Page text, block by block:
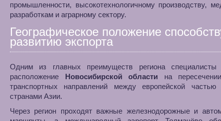
промышленности, высокотехнологичному производству,
разработкам и аграрному сектору.
Географическое положение
развитию экспорта
Одним из главных преимуществ региона специалисты
расположение Новосибирской области на
транспортных направлений между европейской
странами Азии.
Через регион проходят важные железнодорожные и